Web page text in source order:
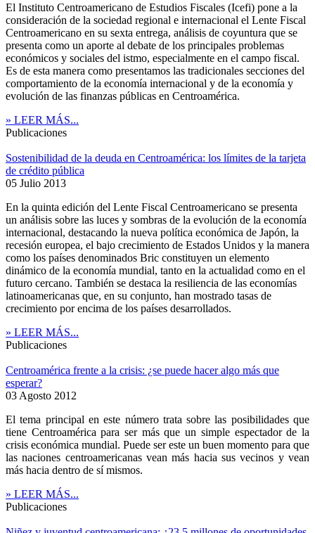
El Instituto Centroamericano de Estudios Fiscales (Icefi) pone a la
consideración de la sociedad regional e internacional el Lente Fiscal
Centroamericano en su sexta entrega, análisis de coyuntura que se
presenta como un aporte al debate de los principales problemas
económicos y sociales del istmo, especialmente en el campo fiscal.
Es de esta manera como presentamos las tradicionales secciones del
comportamiento de la economía internacional y de la economía y
evolución de las finanzas públicas en Centroamérica.
» LEER MÁS...
Publicaciones
Sostenibilidad de la deuda en Centroamérica: los límites de la tarjeta
de crédito pública
05 Julio 2013
En la quinta edición del Lente Fiscal Centroamericano se presenta
un análisis sobre las luces y sombras de la evolución de la economía
internacional, destacando la nueva política económica de Japón, la
recesión europea, el bajo crecimiento de Estados Unidos y la manera
como los países denominados Bric constituyen un elemento
dinámico de la economía mundial, tanto en la actualidad como en el
futuro cercano. También se destaca la resiliencia de las economías
latinoamericanas que, en su conjunto, han mostrado tasas de
crecimiento por encima de los países desarrollados.
» LEER MÁS...
Publicaciones
Centroamérica frente a la crisis: ¿se puede hacer algo más que
esperar?
03 Agosto 2012
El tema principal en este número trata sobre las posibilidades que
tiene Centroamérica para ser más que un simple espectador de la
crisis económica mundial. Puede ser este un buen momento para que
las naciones centroamericanas vean más hacia sus vecinos y vean
más hacia dentro de sí mismos.
» LEER MÁS...
Publicaciones